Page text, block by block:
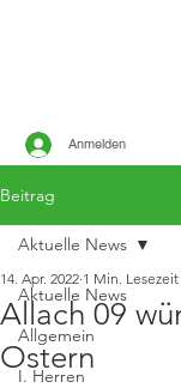
Anmelden
Beitrag
Aktuelle News
Allgemein
I. Herren
Aktuelle News
Allach 09
Ostern
14. Apr. 2022 1 Min. Lesezeit